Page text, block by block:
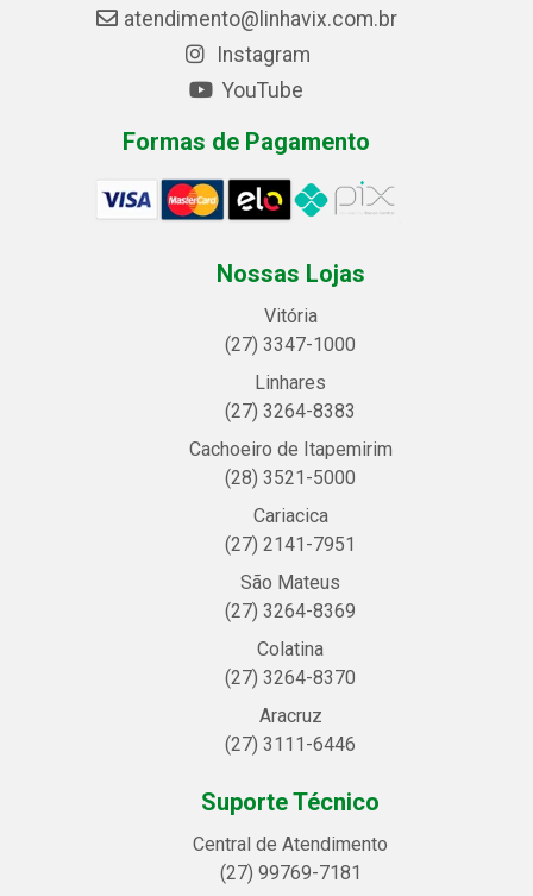
atendimento@linhavix.com.br
Instagram
YouTube
Formas de Pagamento
Nossas Lojas
Vitória
(27) 3347-1000
Linhares
(27) 3264-8383
Cachoeiro de Itapemirim
(28) 3521-5000
Cariacica
(27) 2141-7951
São Mateus
(27) 3264-8369
Colatina
(27) 3264-8370
Aracruz
(27) 3111-6446
Suporte Técnico
Central de Atendimento
(27) 99769-7181